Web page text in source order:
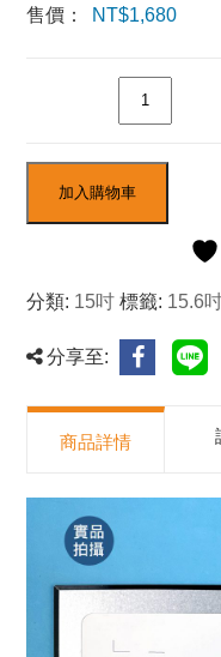
售價： NT$1,680
加入購物車
分類: 15吋 標籤: 15.6
分享至:
商品詳情